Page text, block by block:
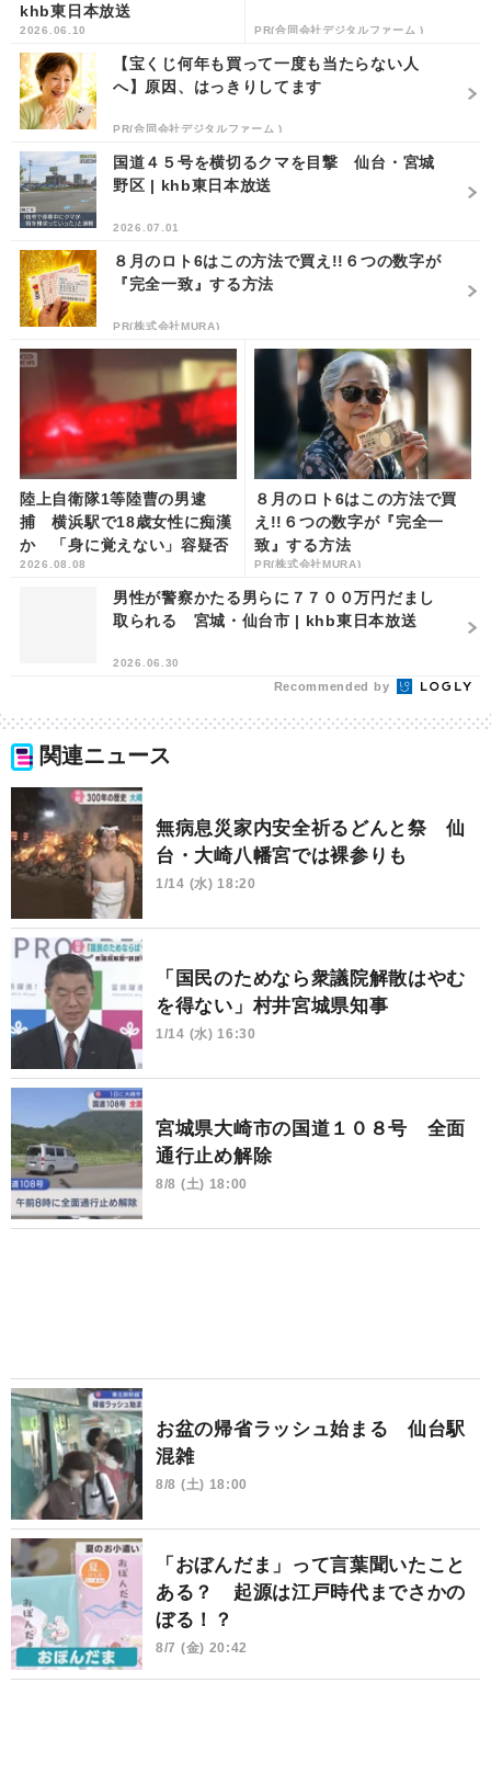
khb東日本放送
2026.06.10 PR(合同会社デジタルファーム )
【宝くじ何年も買って一度も当たらない人
へ】原因、はっきりしてます
PR(合同会社デジタルファーム )
国道４５号を横切るクマを目撃 仙台・宮城
野区 | khb東日本放送
2026.07.01
８月のロト6はこの方法で買え!!６つの数字が
『完全一致』する方法
PR(株式会社MURA)
陸上自衛隊1等陸曹の男逮
捕 横浜駅で18歳女性に痴漢
か 「身に覚えない」容疑否
認 | khb東日本放送
2026.08.08
８月のロト6はこの方法で買
え!!６つの数字が『完全一
致』する方法
PR(株式会社MURA)
男性が警察かたる男らに７７００万円だまし
取られる 宮城・仙台市 | khb東日本放送
2026.06.30
Recommended by
関連ニュース
無病息災家内安全祈るどんと祭 仙
台・大崎八幡宮では裸参りも
1/14 (水) 18:20
「国民のためなら衆議院解散はやむ
を得ない」村井宮城県知事
1/14 (水) 16:30
宮城県大崎市の国道１０８号 全面
通行止め解除
8/8 (土) 18:00
お盆の帰省ラッシュ始まる 仙台駅
混雑
8/8 (土) 18:00
「おぼんだま」って言葉聞いたこと
ある？ 起源は江戸時代までさかの
ぼる！？
8/7 (金) 20:42